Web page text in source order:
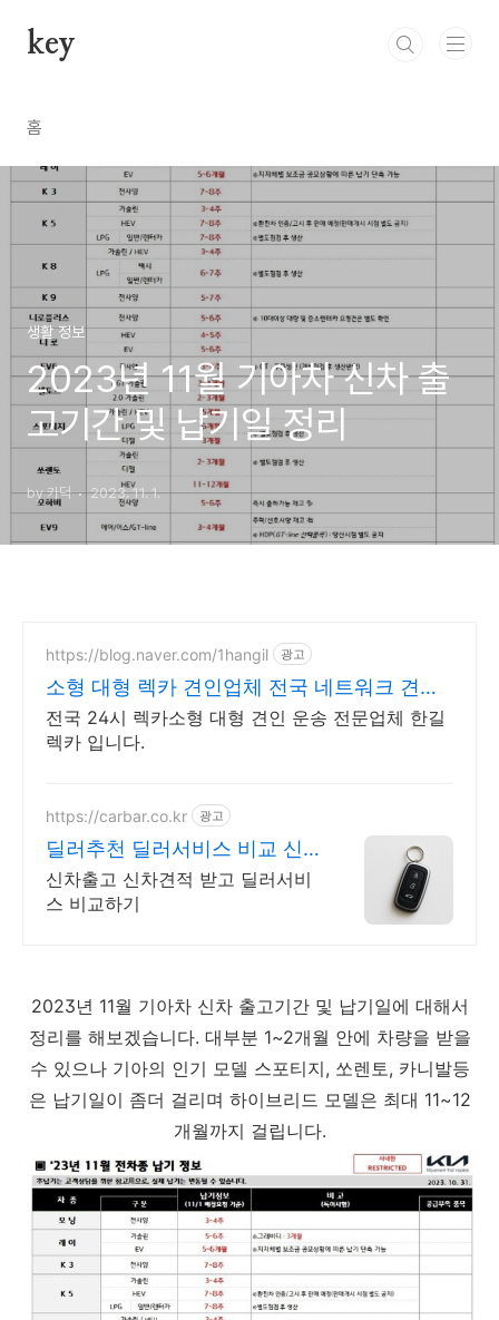
key
홈
생활 정보
2023년 11월 기아차 신차 출
고기간 및 납기일 정리
by 카덕 2023. 11. 1.
https://blog.naver.com/1hangil 광고
소형 대형 렉카 견인업체 전국 네트워크 견인
운송업체
전국 24시 렉카소형 대형 견인 운송 전문업체 한길
렉카 입니다.
https://carbar.co.kr 광고
딜러추천 딜러서비스 비교 신
차패키지 현금지원 할인차량
신차출고 신차견적 받고 딜러서비
스 비교하기
2023년 11월 기아차 신차 출고기간 및 납기일에 대해서
정리를 해보겠습니다. 대부분 1~2개월 안에 차량을 받을
수 있으나 기아의 인기 모델 스포티지, 쏘렌토, 카니발등
은 납기일이 좀더 걸리며 하이브리드 모델은 최대 11~12
개월까지 걸립니다.